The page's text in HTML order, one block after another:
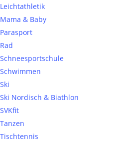
Leichtathletik
Mama & Baby
Parasport
Rad
Schneesportschule
Schwimmen
Ski
Ski Nordisch & Biathlon
SVKfit
Tanzen
Tischtennis